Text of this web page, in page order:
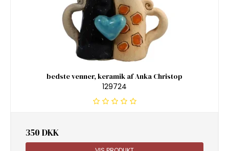
bedste venner, keramik af Anka Christop
129724
350 DKK